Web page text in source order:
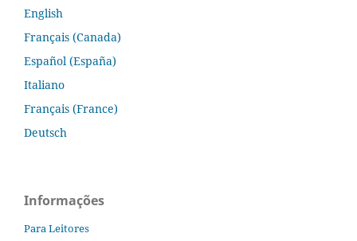
English
Français (Canada)
Español (España)
Italiano
Français (France)
Deutsch
Informações
Para Leitores